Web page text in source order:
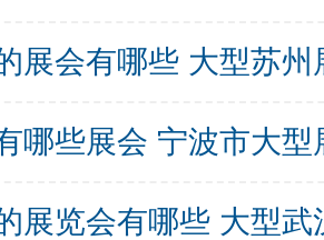
展会有哪些 大型苏州展
哪些展会 宁波市大型展
展览会有哪些 大型武汉展